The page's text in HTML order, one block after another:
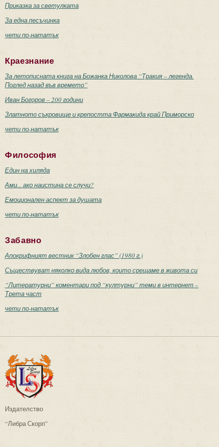
Приказка за светулката
За една песъчинка
чети по-нататък
Краезнание
За летописната книга на Божанка Николова “Тракия – легенда.
Поглед назад във времето”
Иван Богоров – 200 години
Златното съкровище и крепостта Фармакида край Приморско
чети по-нататък
Философия
Един на хиляда
Ами... ако наистина се случи?
Емоционален аспект за душата
чети по-нататък
Забавно
Апокрифният вестник “Злобен глас” (1980 г.)
Съществуват няколко вида любов, които срещаме в живота си
“Литературни” коментари под “културни” теми в интернет –
Трета част
чети по-нататък
Издателство
“Либра Скорп”